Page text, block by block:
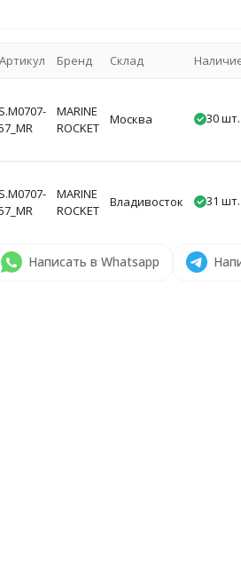
Артикул Бренд Склад
S.M0707-
MARINE
ROCKET
Москва 30 шт.
S.M0707-
MARINE
ROCKET
Владивосток 31 шт.
Написать в Whatsapp